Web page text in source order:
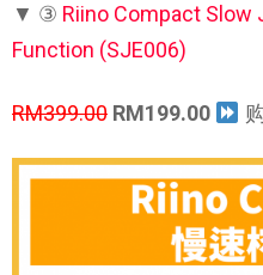
▼ ③ Riino Compact Slow
Function (SJE006)
RM399.00 RM199.00